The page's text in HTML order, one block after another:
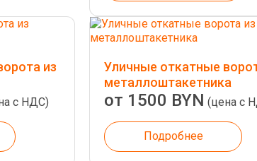
из
с НДС)
Уличные откатные
металлоштакетника
от 1500 BYN (цена с
Подробнее